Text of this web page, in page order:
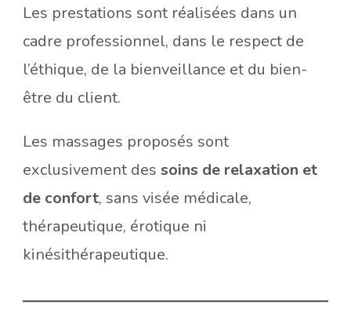
Les prestations sont réalisées dans un
cadre professionnel, dans le respect de
l’éthique, de la bienveillance et du bien-
être du client.
Les massages proposés sont
exclusivement des soins de relaxation et
de confort, sans visée médicale,
thérapeutique, érotique ni
kinésithérapeutique.